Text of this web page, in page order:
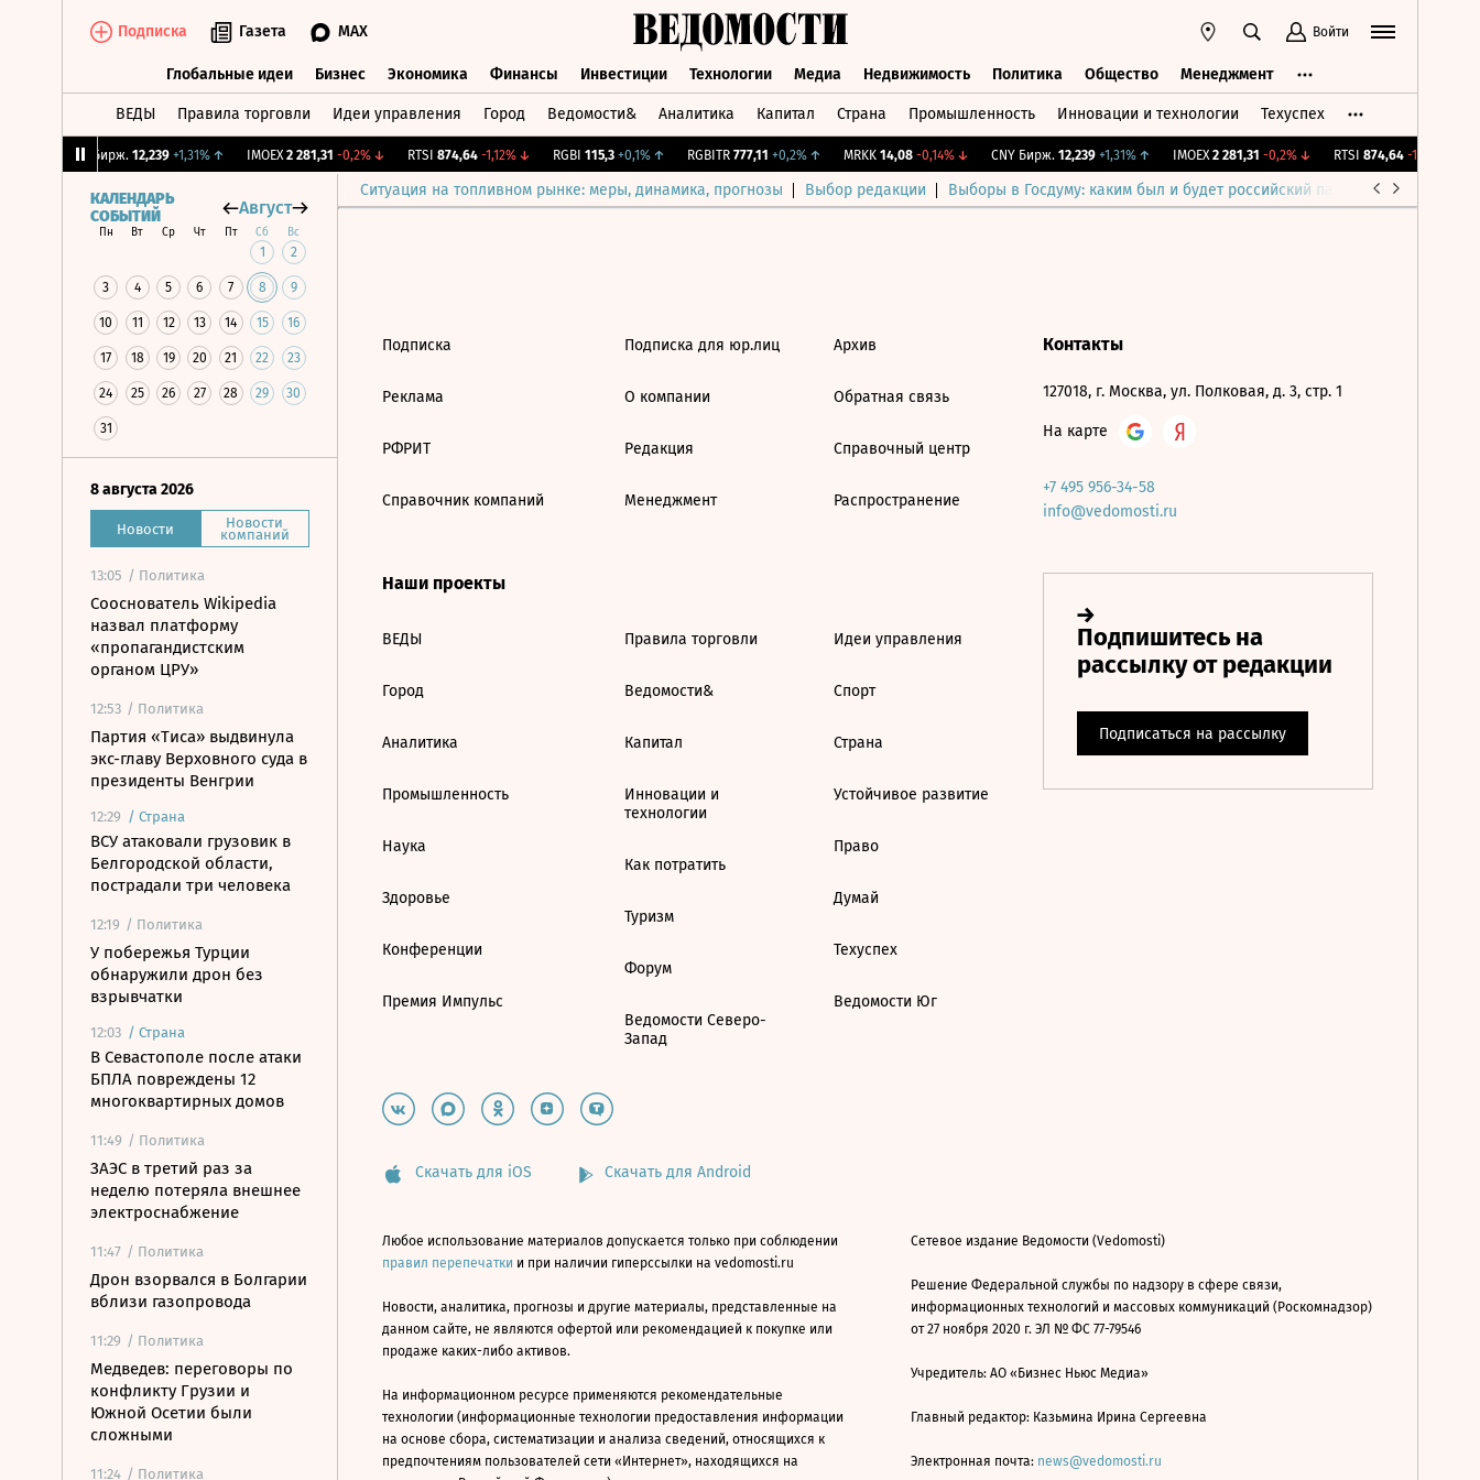
Подписка Газета MAX Войти
Глобальные идеи Бизнес Экономика Финансы Инвестиции Технологии Медиа Недвижимость Политика Общество Менеджмент
ВЕДЫ Правила торговли Идеи управления Город Ведомости& Аналитика Капитал Страна Промышленность Инновации и технологии Техуспех
CNY Бирж. 12,239 +1,31%↑ IMOEX 2 281,31 -0,2%↓ RTSI 874,64 -1,12%↓ RGBI 115,3 +0,1%↑ RGBITR 777,11 +0,2%↑ MRKK 14,08 -0,14%↓ CNY Бирж. 12,239 +1,31%↑ IMOEX 2 281,31 -0,2%↓ RTSI 874,64 -1,12%
Ситуация на топливном рынке: меры, динамика, прогнозы Выбор редакции Выборы в Госдуму: каким был и будет российский парламент
КАЛЕНДАРЬ
СОБЫТИЙ
Август
Пн Вт Ср Чт Пт Сб Вс
1 2
3 4 5 6 7 8 9
10 11 12 13 14 15 16
17 18 19 20 21 22 23
24 25 26 27 28 29 30
31
8 августа 2026
Новости Новости
компаний
13:05 / Политика
Сооснователь Wikipedia
назвал платформу
«пропагандистским
органом ЦРУ»
12:53 / Политика
Партия «Тиса» выдвинула
экс-главу Верховного суда в
президенты Венгрии
12:29 / Страна
ВСУ атаковали грузовик в
Белгородской области,
пострадали три человека
12:19 / Политика
У побережья Турции
обнаружили дрон без
взрывчатки
12:03 / Страна
В Севастополе после атаки
БПЛА повреждены 12
многоквартирных домов
11:49 / Политика
ЗАЭС в третий раз за
неделю потеряла внешнее
электроснабжение
11:47 / Политика
Дрон взорвался в Болгарии
вблизи газопровода
11:29 / Политика
Медведев: переговоры по
конфликту Грузии и
Южной Осетии были
сложными
11:24 / Политика
Подписка
Реклама
РФРИТ
Справочник компаний
Подписка для юр.лиц
О компании
Редакция
Менеджмент
Архив
Обратная связь
Справочный центр
Распространение
Наши проекты
ВЕДЫ
Город
Аналитика
Промышленность
Наука
Здоровье
Конференции
Премия Импульс
Правила торговли
Ведомости&
Капитал
Инновации и
технологии
Как потратить
Туризм
Форум
Ведомости Северо-
Запад
Идеи управления
Спорт
Страна
Устойчивое развитие
Право
Думай
Техуспех
Ведомости Юг
Контакты
127018, г. Москва, ул. Полковая, д. 3, стр. 1
На карте
+7 495 956-34-58
info@vedomosti.ru
Скачать для iOS Скачать для Android
Любое использование материалов допускается только при соблюдении
правил перепечатки и при наличии гиперссылки на vedomosti.ru
Новости, аналитика, прогнозы и другие материалы, представленные на
данном сайте, не являются офертой или рекомендацией к покупке или
продаже каких-либо активов.
На информационном ресурсе применяются рекомендательные
технологии (информационные технологии предоставления информации
на основе сбора, систематизации и анализа сведений, относящихся к
предпочтениям пользователей сети «Интернет», находящихся на
Сетевое издание Ведомости (Vedomosti)
Решение Федеральной службы по надзору в сфере связи,
информационных технологий и массовых коммуникаций (Роскомнадзор)
от 27 ноября 2020 г. ЭЛ № ФС 77-79546
Учредитель: АО «Бизнес Ньюс Медиа»
Главный редактор: Казьмина Ирина Сергеевна
Электронная почта: news@vedomosti.ru